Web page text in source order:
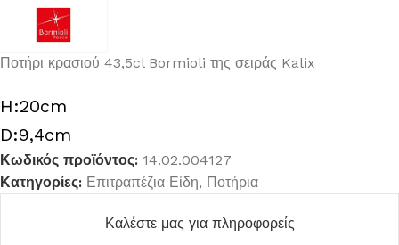
Ποτήρι κρασιού 43,5cl Bormioli της σειράς Kalix
H:20cm
D:9,4cm
Κωδικός προϊόντος: 14.02.004127
Κατηγορίες: Επιτραπέζια Είδη, Ποτήρια
Καλέστε μας για πληροφορείς